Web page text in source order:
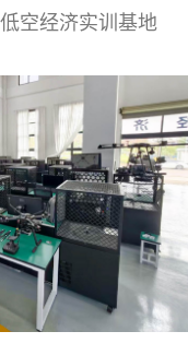
空经济实训基地